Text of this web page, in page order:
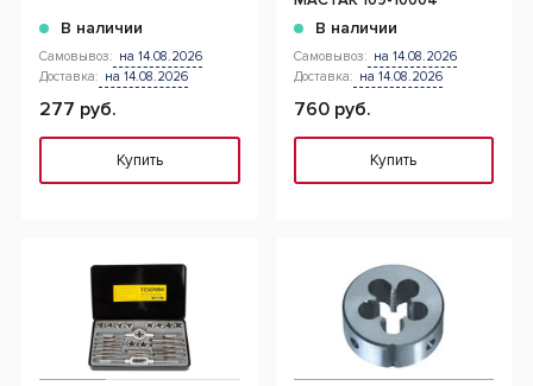
В наличии
Самовывоз: на 14.08.2026
Доставка: на 14.08.2026
277 руб.
Купить
В наличии
Самовывоз: на 14.08.2026
Доставка: на 14.08.2026
760 руб.
Купить